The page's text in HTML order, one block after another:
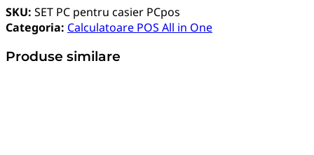
SKU: SET PC pentru casier PCpos
Categoria: Calculatoare POS All in One
Produse similare